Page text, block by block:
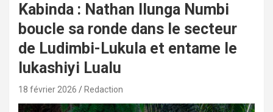
Kabinda : Nathan Ilunga Numbi
boucle sa ronde dans le secteur
de Ludimbi-Lukula et entame le
lukashiyi Lualu
18 février 2026 Redaction